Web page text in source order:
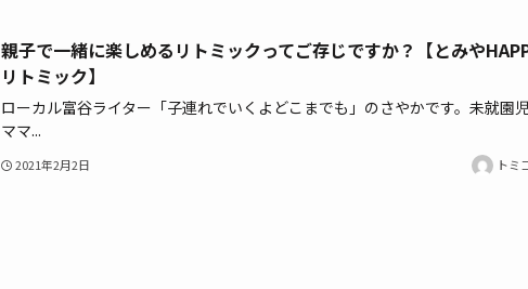
親子で一緒に楽しめるリトミックってご存じですか？【とみや
リトミック】
ローカル富谷ライター「子連れでいくよどこまでも」のさやかです。未就園
ママ...
2021年2月2日 トミ